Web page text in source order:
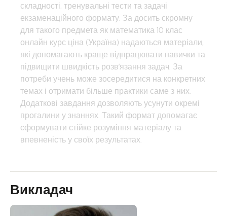
складності, тренувальні тести та задачі
екзаменаційного формату. За досить скромну
для такого предмета як математика 10 клас
онлайн курс ціна (Україна) надаються матеріали,
які допомагають краще відпрацювати навички та
підвищити швидкість розв’язання задач. За
потреби учень може зосередитися на конкретних
темах і отримати більше практики саме з них.
Додаткові завдання дозволяють усунути окремі
прогалини у знаннях. Такий формат допомагає
сформувати стійке розуміння матеріалу та
впевненість у своїх результатах.
Викладач